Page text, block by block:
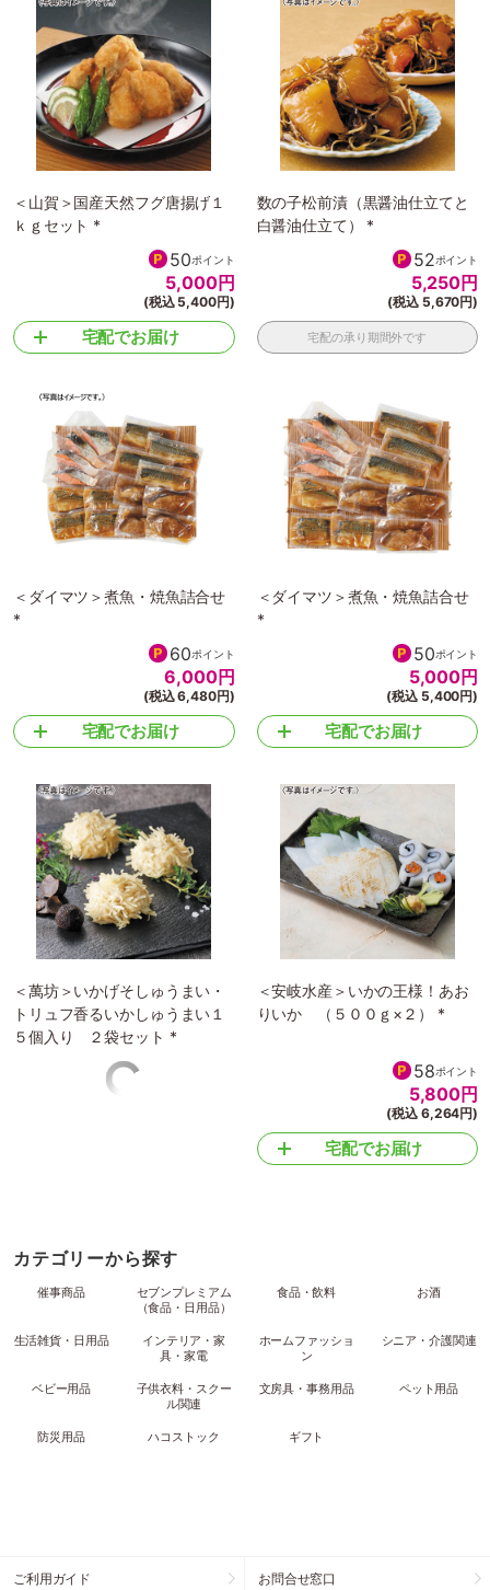
＜山賀＞国産天然フグ唐揚げ１
ｋｇセット *
50ポイント
5,000円
(税込 5,400円)
宅配でお届け
数の子松前漬（黒醤油仕立てと
白醤油仕立て） *
52ポイント
5,250円
(税込 5,670円)
宅配の承り期間外です
＜ダイマツ＞煮魚・焼魚詰合せ
*
60ポイント
6,000円
(税込 6,480円)
宅配でお届け
＜ダイマツ＞煮魚・焼魚詰合せ
*
50ポイント
5,000円
(税込 5,400円)
宅配でお届け
＜萬坊＞いかげそしゅうまい・
トリュフ香るいかしゅうまい１
５個入り ２袋セット *
＜安岐水産＞いかの王様！あお
りいか （５００ｇ×２） *
58ポイント
5,800円
(税込 6,264円)
宅配でお届け
カテゴリーから探す
催事商品
セブンプレミアム
（食品・日用品）
食品・飲料 お酒
生活雑貨・日用品
インテリア・家
具・家電
ホームファッショ
ン
シニア・介護関連
ベビー用品
子供衣料・スクー
ル関連
文房具・事務用品 ペット用品
防災用品 ハコストック ギフト
ご利用ガイド お問合せ窓口